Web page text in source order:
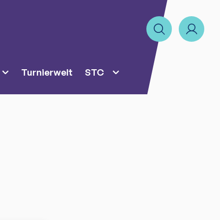
Turnierwelt STC